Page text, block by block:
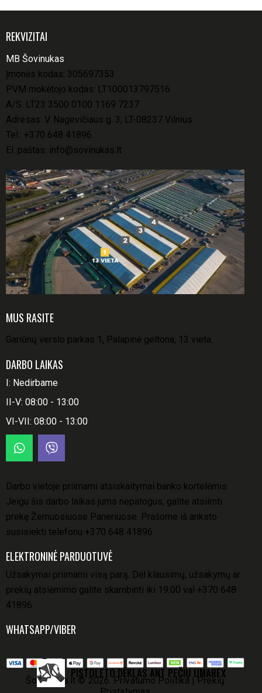
REKVIZITAI
MB Šovinukas
Įmonės kodas: 305697353
PVM mokėtojo kodas: LT100013797516
A/S: LT23 3500 0100 1169 7237
Adresas: V. Nagevičiaus g. 3, LT-08237 Vilnius
Tel.: +370 648 41896
El. paštas: info@sovinukas.lt
MUS RASITE
Gariūnų verslo parkas 1, Palapinė geltona, 13 vieta.
DARBO LAIKAS
I: Nedirbame
II-V: 08:00 - 13:00
VI-VII: 08:00 - 13:00
Darbo vietoje priimami atsiskaitymai banko kortelėmis.
Jeigu šis darbo laikas jums nepatogus, galite atsiimti
prekę Žemuosiuose Paneriuose. Prašome iš anksto
susisiekti telefonu +370 648 41896
ELEKTRONINĖ PARDUOTUVĖ
Užsakymai priimami visą parą. Dėl klausimų, užsakymų ar
prekių atsiėmimo galite skambinti iki 19:00 val +370 648
41896
WHATSAPP/VIBER
Šovinukas.lt© 2026.Privatumo Politika |Prekių
PISTOLETO DĖKLAS ANT PEČIŲ UMAREX